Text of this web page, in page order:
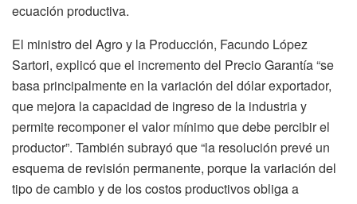
ecuación productiva.
El ministro del Agro y la Producción, Facundo López
Sartori, explicó que el incremento del Precio Garantía “se
basa principalmente en la variación del dólar exportador,
que mejora la capacidad de ingreso de la industria y
permite recomponer el valor mínimo que debe percibir el
productor”. También subrayó que “la resolución prevé un
esquema de revisión permanente, porque la variación del
tipo de cambio y de los costos productivos obliga a